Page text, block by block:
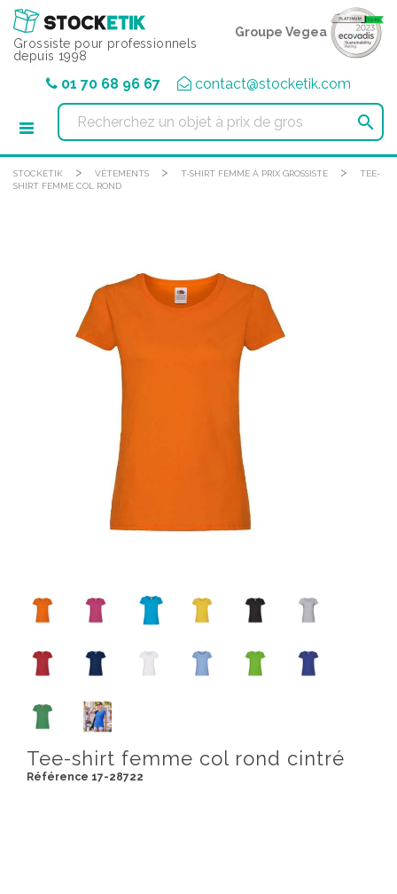
Grossiste pour professionnels
depuis 1998
Groupe Vegea
01 70 68 96 67 contact@stocketik.com

STOCKETIK > VÊTEMENTS > T-SHIRT FEMME À PRIX GROSSISTE >
TEE-
SHIRT FEMME COL ROND
Tee-shirt femme col rond cintré
Référence 17-28722
Panneau de gestion des cookies